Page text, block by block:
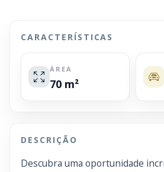
CARACTERÍSTICAS
ÁREA
70 m²
DESCRIÇÃO
Descubra uma oportunidade